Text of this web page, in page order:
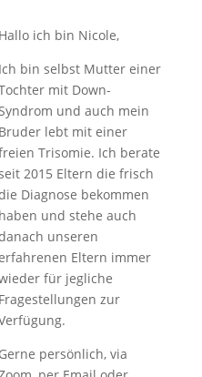
Hallo ich bin Nicole,
Ich bin selbst Mutter einer
mit Down-
und auch mein
Bruder lebt mit einer
Trisomie. Ich berate
2015 Eltern die frisch
Diagnose bekommen
haben und stehe auch
unseren
Eltern immer
für jegliche
Fragestellungen zur
Gerne persönlich, via